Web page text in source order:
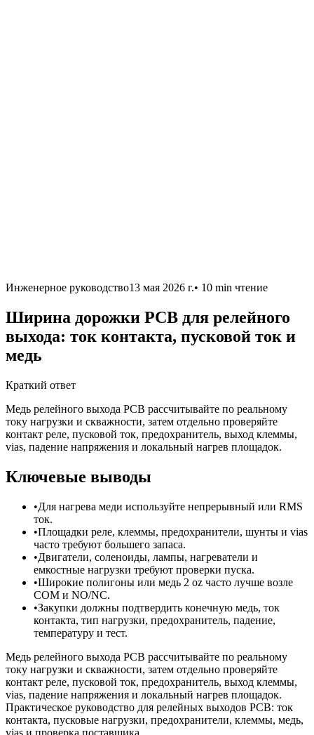
Инженерное руководство13 мая 2026 г.• 10 min чтение
Ширина дорожки PCB для релейного
выхода: ток контакта, пусковой ток и
медь
Краткий ответ
Медь релейного выхода PCB рассчитывайте по реальному
току нагрузки и скважности, затем отдельно проверяйте
контакт реле, пусковой ток, предохранитель, выход клеммы,
vias, падение напряжения и локальный нагрев площадок.
Ключевые выводы
•Для нагрева меди используйте непрерывный или RMS
ток.
•Площадки реле, клеммы, предохранители, шунты и vias
часто требуют большего запаса.
•Двигатели, соленоиды, лампы, нагреватели и
емкостные нагрузки требуют проверки пуска.
•Широкие полигоны или медь 2 oz часто лучше возле
COM и NO/NC.
•Закупки должны подтвердить конечную медь, ток
контакта, тип нагрузки, предохранитель, падение,
температуру и тест.
Медь релейного выхода PCB рассчитывайте по реальному
току нагрузки и скважности, затем отдельно проверяйте
контакт реле, пусковой ток, предохранитель, выход клеммы,
vias, падение напряжения и локальный нагрев площадок.
Практическое руководство для релейных выходов PCB: ток
контакта, пусковые нагрузки, предохранители, клеммы, медь,
vias и проверка поставщика.